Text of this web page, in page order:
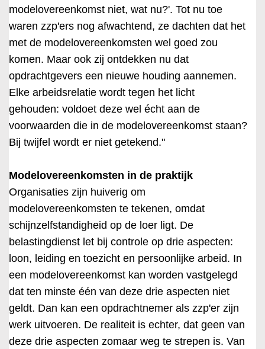
modelovereenkomst niet, wat nu?'. Tot nu toe
waren zzp'ers nog afwachtend, ze dachten dat het
met de modelovereenkomsten wel goed zou
komen. Maar ook zij ontdekken nu dat
opdrachtgevers een nieuwe houding aannemen.
Elke arbeidsrelatie wordt tegen het licht
gehouden: voldoet deze wel écht aan de
voorwaarden die in de modelovereenkomst staan?
Bij twijfel wordt er niet getekend."
Modelovereenkomsten in de praktijk
Organisaties zijn huiverig om
modelovereenkomsten te tekenen, omdat
schijnzelfstandigheid op de loer ligt. De
belastingdienst let bij controle op drie aspecten:
loon, leiding en toezicht en persoonlijke arbeid. In
een modelovereenkomst kan worden vastgelegd
dat ten minste één van deze drie aspecten niet
geldt. Dan kan een opdrachtnemer als zzp'er zijn
werk uitvoeren. De realiteit is echter, dat geen van
deze drie aspecten zomaar weg te strepen is. Van